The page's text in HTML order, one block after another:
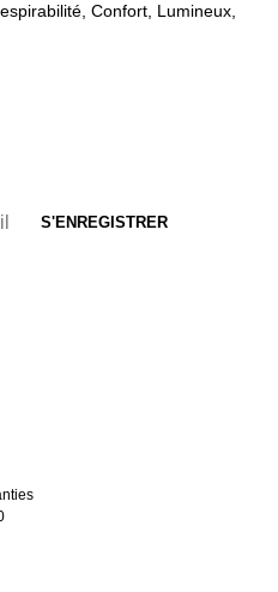
Confort, Lumineux,